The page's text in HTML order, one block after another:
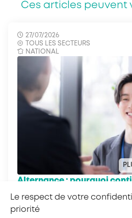
Ces articles peuvent
27/07/2026
TOUS LES SECTEURS
NATIONAL
Alternance : pourquoi
Le respect de votre
priorité